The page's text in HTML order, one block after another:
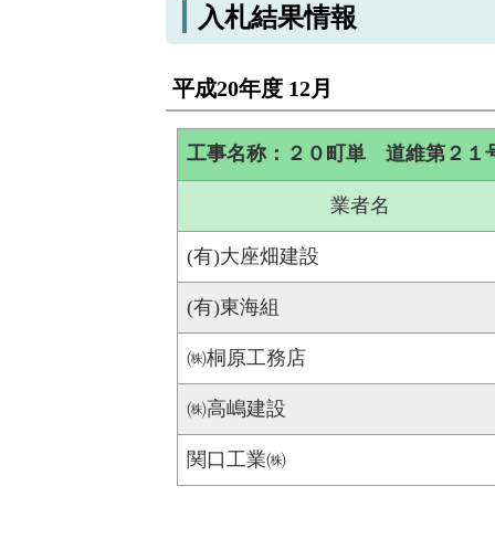
入札結果情報
平成20年度 12月
工事名称：２０町単 道維第２
業者名
(有)大座畑建設
(有)東海組
㈱桐原工務店
㈱高嶋建設
関口工業㈱